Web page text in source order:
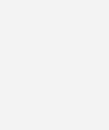
・カスタ)
ヘアソー